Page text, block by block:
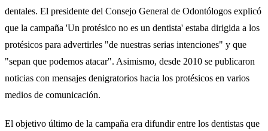
dentales. El presidente del Consejo General de Odontólogos explicó
que la campaña 'Un protésico no es un dentista' estaba dirigida a los
protésicos para advertirles "de nuestras serias intenciones" y que
"sepan que podemos atacar". Asimismo, desde 2010 se publicaron
noticias con mensajes denigratorios hacia los protésicos en varios
medios de comunicación.
El objetivo último de la campaña era difundir entre los dentistas que